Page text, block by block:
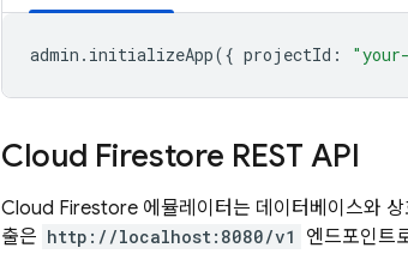
admin . initializeApp({ projectId :
Cloud Firestore REST API
Cloud Firestore 에뮬레이터는 데이터베이스와 상
출은 http://localhost:8080/v1
엔드포인트